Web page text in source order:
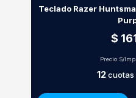
Teclado Razer
$
Precio S/
12cuotas